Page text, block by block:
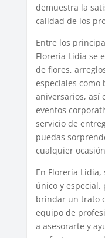
demuestra la
calidad de los
Entre los
Florería Lidia se
de flores,
especiales como
aniversarios, así
eventos
servicio de
puedas
cualquier
En Florería
único y especial,
brindar un trato
equipo de
a asesorarte y